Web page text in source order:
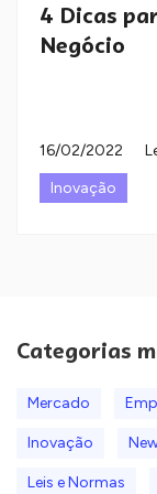
4 Dicas
Negócio
16/02/2022
Inovação
Categorias
Mercado
Inovação
Leis e Normas